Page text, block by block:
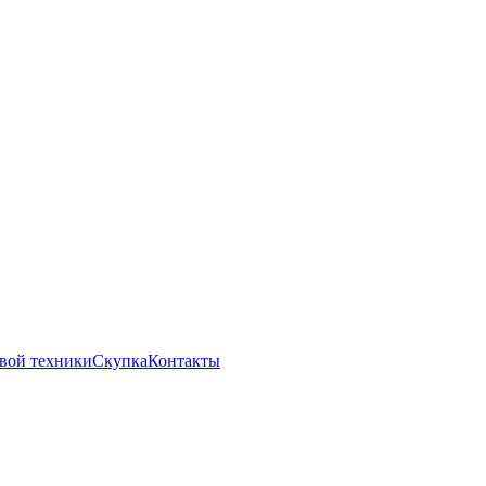
техникиСкупкаКонтакты